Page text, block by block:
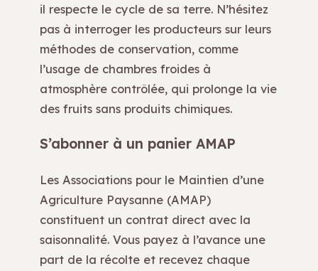
il respecte le cycle de sa terre. N’hésitez
pas à interroger les producteurs sur leurs
méthodes de conservation, comme
l’usage de chambres froides à
atmosphère contrôlée, qui prolonge la vie
des fruits sans produits chimiques.
S’abonner à un panier AMAP
Les Associations pour le Maintien d’une
Agriculture Paysanne (AMAP)
constituent un contrat direct avec la
saisonnalité. Vous payez à l’avance une
part de la récolte et recevez chaque